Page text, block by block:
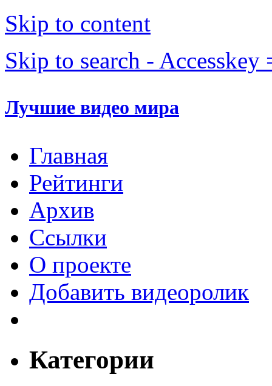
Skip to content
Skip to search - Accesskey
Лучшие видео мира
Главная
Рейтинги
Архив
Ссылки
О проекте
Добавить видеоролик
Категории